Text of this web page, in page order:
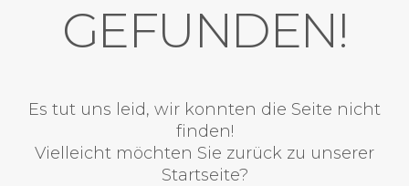
GEFUNDEN!
Es tut uns leid, wir konnten die Seite nicht
finden!
Vielleicht möchten Sie zurück zu unserer
Startseite?